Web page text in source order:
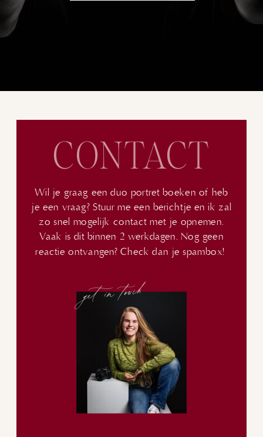
CONTACT
get in touch
Wil je graag een duo portret boeken of heb
je een vraag? Stuur me een berichtje en ik zal
zo snel mogelijk contact met je opnemen.
Vaak is dit binnen 2 werkdagen. Nog geen
reactie ontvangen? Check dan je spambox!